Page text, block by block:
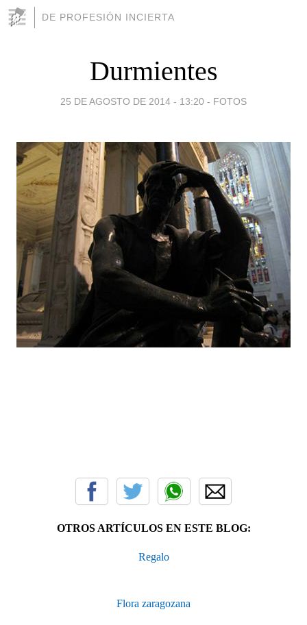
DE PROFESIÓN INCIERTA
Durmientes
25 DE AGOSTO DE 2014 - 13:20 - FOTOS
OTROS ARTÍCULOS EN ESTE BLOG:
Regalo
Flora zaragozana